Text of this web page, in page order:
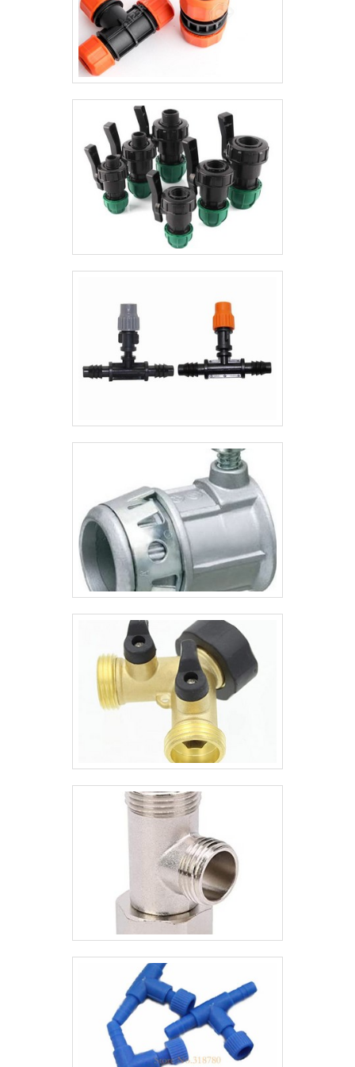
aos clientes uma estrutura com: Escritório
de alta qualidade onde são realizadas as
atividades; Amplo catálogo de produtos
para atender as mais diversas
para se certificar que se tenha tubos de
aço carbono DIN 2440 com proteção. Ainda
focando na qualidade em tubos de aço
carbono DIN 2440, deve-se ter a exatidão
em orçar com empresas que prezam por
produtos e serviços que tenham ótima
qualidade e precisão, pequenos detalhes,
mas de grande valia para saber a
procedência e seriedade da
razão pela qual o Grupo Aparecida Tubos e
Conexões de Aço é comprometido com os
serviços quando se explana o segmento de
tubos e conexões de aço carbono. O
parcerias duradouras. O time dispõe de
funcionários de alta qualidade que esperam
seu contato para melhor
atender.GARANTIA E ASSERTIVIDADE NO
SEGMENTOSomente no Grupo Aparecida
Tubos e Conexões de Aço existem as
melhores condições para quem deseja
achar o que precisa para tubos e conexões
de aço carbono. São diversas opções
centrifugados em aço inox e ligas especiais
e tubos calandrados com chapa de até 5"
com ótima qualidade e proteção.A empresa
conta com um time de profissionais
qualificados para o serviço, além de investir
em equipamentos modernos, que se
ajustam a sua necessidade. O Grupo
Aparecida Tubos e Conexões de Aço é
uma empresa que tem despontado no
mercado pela seriedade e qualidade, que
comprovam sua essência de trazer o
melhor para os parceiros.